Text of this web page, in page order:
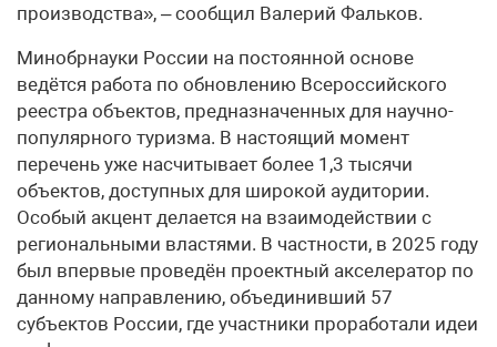
производства», – сообщил Валерий Фальков.
Минобрнауки России на постоянной основе
ведётся работа по обновлению Всероссийского
реестра объектов, предназначенных для научно-
популярного туризма. В настоящий момент
перечень уже насчитывает более 1,3 тысячи
объектов, доступных для широкой аудитории.
Особый акцент делается на взаимодействии с
региональными властями. В частности, в 2025 году
был впервые проведён проектный акселератор по
данному направлению, объединивший 57
субъектов России, где участники проработали идеи